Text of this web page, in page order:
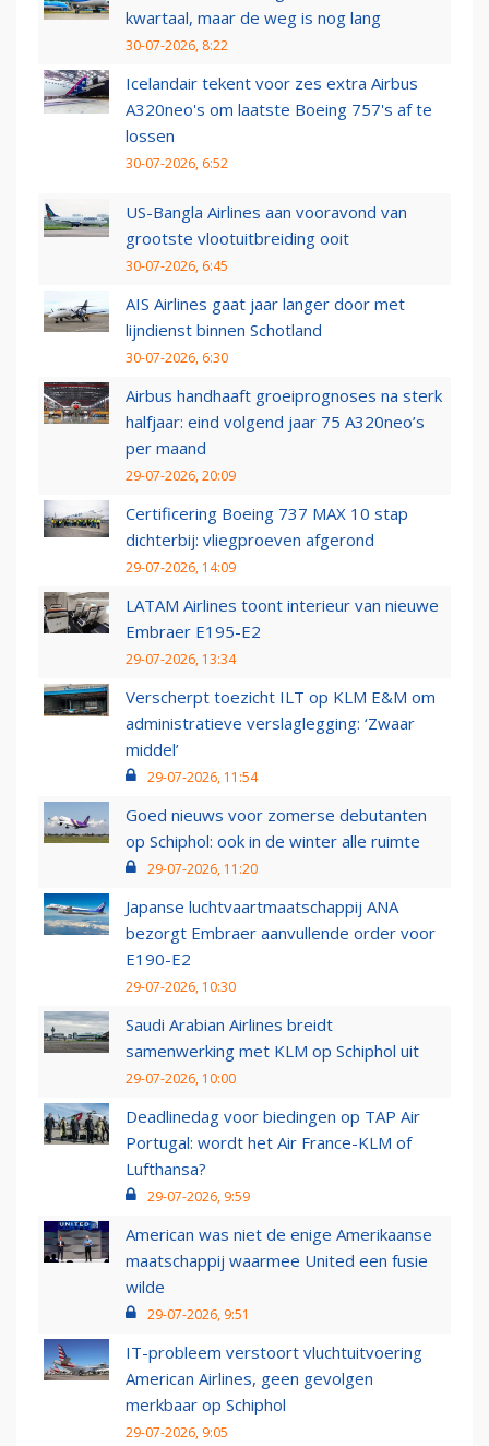
kwartaal, maar de weg is nog lang
30-07-2026, 8:22
Icelandair tekent voor zes extra Airbus
A320neo's om laatste Boeing 757's af te
lossen
30-07-2026, 6:52
US-Bangla Airlines aan vooravond van
grootste vlootuitbreiding ooit
30-07-2026, 6:45
AIS Airlines gaat jaar langer door met
lijndienst binnen Schotland
30-07-2026, 6:30
Airbus handhaaft groeiprognoses na sterk
halfjaar: eind volgend jaar 75 A320neo’s
per maand
29-07-2026, 20:09
Certificering Boeing 737 MAX 10 stap
dichterbij: vliegproeven afgerond
29-07-2026, 14:09
LATAM Airlines toont interieur van nieuwe
Embraer E195-E2
29-07-2026, 13:34
Verscherpt toezicht ILT op KLM E&M om
administratieve verslaglegging: ‘Zwaar
middel’
29-07-2026, 11:54
Goed nieuws voor zomerse debutanten
op Schiphol: ook in de winter alle ruimte
29-07-2026, 11:20
Japanse luchtvaartmaatschappij ANA
bezorgt Embraer aanvullende order voor
E190-E2
29-07-2026, 10:30
Saudi Arabian Airlines breidt
samenwerking met KLM op Schiphol uit
29-07-2026, 10:00
Deadlinedag voor biedingen op TAP Air
Portugal: wordt het Air France-KLM of
Lufthansa?
29-07-2026, 9:59
American was niet de enige Amerikaanse
maatschappij waarmee United een fusie
wilde
29-07-2026, 9:51
IT-probleem verstoort vluchtuitvoering
American Airlines, geen gevolgen
merkbaar op Schiphol
29-07-2026, 9:05